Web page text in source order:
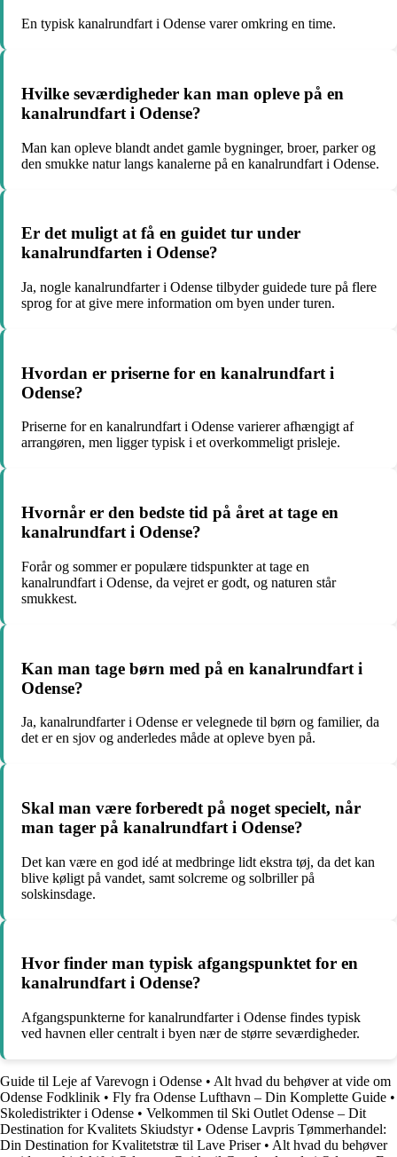
En typisk kanalrundfart i Odense varer omkring en time.
Hvilke seværdigheder kan man opleve på en
kanalrundfart i Odense?
Man kan opleve blandt andet gamle bygninger, broer, parker og
den smukke natur langs kanalerne på en kanalrundfart i Odense.
Er det muligt at få en guidet tur under
kanalrundfarten i Odense?
Ja, nogle kanalrundfarter i Odense tilbyder guidede ture på flere
sprog for at give mere information om byen under turen.
Hvordan er priserne for en kanalrundfart i
Odense?
Priserne for en kanalrundfart i Odense varierer afhængigt af
arrangøren, men ligger typisk i et overkommeligt prisleje.
Hvornår er den bedste tid på året at tage en
kanalrundfart i Odense?
Forår og sommer er populære tidspunkter at tage en
kanalrundfart i Odense, da vejret er godt, og naturen står
smukkest.
Kan man tage børn med på en kanalrundfart i
Odense?
Ja, kanalrundfarter i Odense er velegnede til børn og familier, da
det er en sjov og anderledes måde at opleve byen på.
Skal man være forberedt på noget specielt, når
man tager på kanalrundfart i Odense?
Det kan være en god idé at medbringe lidt ekstra tøj, da det kan
blive køligt på vandet, samt solcreme og solbriller på
solskinsdage.
Hvor finder man typisk afgangspunktet for en
kanalrundfart i Odense?
Afgangspunkterne for kanalrundfarter i Odense findes typisk
ved havnen eller centralt i byen nær de større seværdigheder.
Guide til Leje af Varevogn i Odense • Alt hvad du behøver at vide om
Odense Fodklinik • Fly fra Odense Lufthavn – Din Komplette Guide •
Skoledistrikter i Odense • Velkommen til Ski Outlet Odense – Dit
Destination for Kvalitets Skiudstyr• Odense Lavpris Tømmerhandel:
Din Destination for Kvalitetstræ til Lave Priser• Alt hvad du behøver